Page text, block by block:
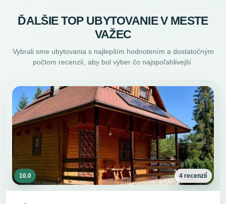
ĎALŠIE TOP UBYTOVANIE V MESTE
VAŽEC
Vybrali sme ubytovania s najlepším hodnotením a dostatočným
počtom recenzií, aby bol výber čo najspoľahlivejší.
10.0 4 recenzií